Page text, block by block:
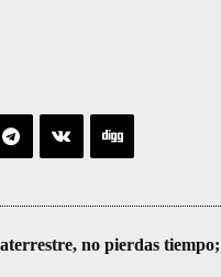
no pierdas tiempo;